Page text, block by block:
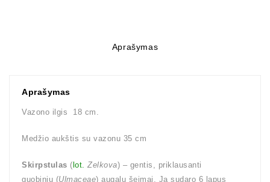
Aprašymas
Aprašymas
Vazono ilgis 18 cm.
Medžio aukštis su vazonu 35 cm
Skirpstulas ( lot. Zelkova) – gentis, priklausanti
guobinių (Ulmaceae) augalų šeimai. Ją sudaro 6 lapus